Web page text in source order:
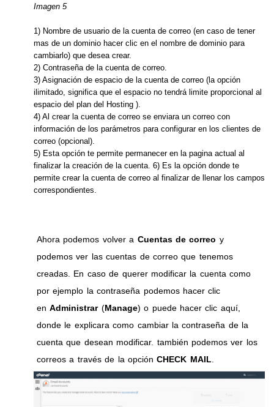
Imagen 5
1) Nombre de usuario de la cuenta de correo (en caso de tener
mas de un dominio hacer clic en el nombre de dominio para
cambiarlo) que desea crear.
2) Contraseña de la cuenta de correo.
3) Asignación de espacio de la cuenta de correo (la opción
ilimitado, significa que el espacio no tendrá limite proporcional al
espacio del plan del Hosting ).
4) Al crear la cuenta de correo se enviara un correo con
información de los parámetros para configurar en los clientes de
correo (opcional).
5) Esta opción te permite permanecer en la pagina actual al
finalizar la creación de la cuenta. 6) Es la opción donde te
permite crear la cuenta de correo al finalizar de llenar los campos
correspondientes.
Ahora podemos volver a Cuentas de correo y
podemos ver las cuentas de correo que tenemos
creadas. En caso de querer modificar la cuenta como
por ejemplo la contraseña podemos hacer clic
enAdministrar(Manage) o puede hacer clic aquí,
donde le explicara como cambiar la contraseña de la
cuenta que desean modificar. también podemos ver los
correos a través de la opciónCHECK MAIL.